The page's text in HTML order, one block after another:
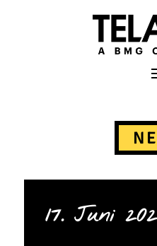
TELAMO
17. Juni